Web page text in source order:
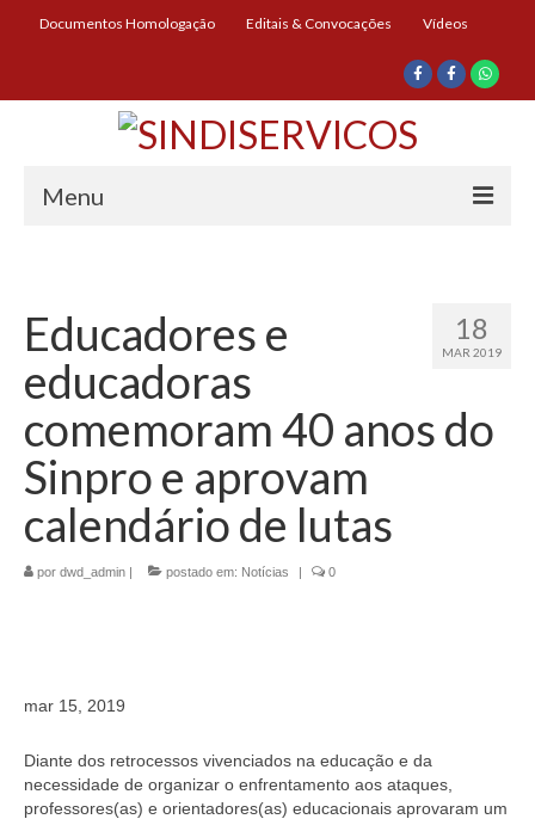
Documentos Homologação Editais & Convocações Vídeos
Menu
Diretoria
Impressos
Sites Importantes
Notícias
Contato
18
MAR 2019
Educadores e
educadoras
comemoram 40 anos do
Sinpro e aprovam
calendário de lutas
por dwd_admin | postado em: Notícias | 0
mar 15, 2019
Diante dos retrocessos vivenciados na educação e da
necessidade de organizar o enfrentamento aos ataques,
professores(as) e orientadores(as) educacionais aprovaram um